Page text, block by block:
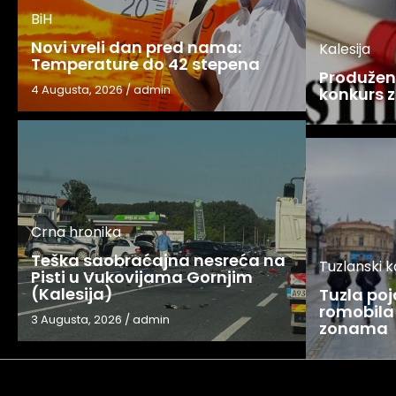
BiH
Novi vreli dan pred nama:
Temperature do 42 stepena
4 Augusta, 2026/admin
Crna hronika
Teška saobraćajna nesreća na
Pisti u Vukovijama Gornjim
(Kalesija)
3 Augusta, 2026 /admin
Kalesija
konkurs
Tuzlanski
Tuzla
zonama